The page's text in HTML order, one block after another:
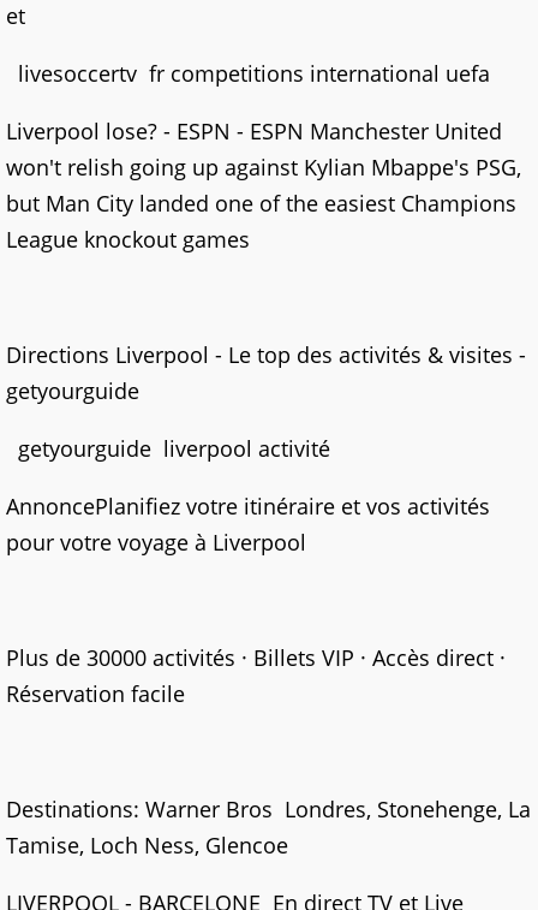
et
livesoccertv fr competitions international uefa
Liverpool lose? - ESPN - ESPN Manchester United
won't relish going up against Kylian Mbappe's PSG,
but Man City landed one of the easiest Champions
League knockout games
Directions Liverpool - Le top des activités & visites -
getyourguide
getyourguide liverpool activité
AnnoncePlanifiez votre itinéraire et vos activités
pour votre voyage à Liverpool
Plus de 30000 activités · Billets VIP · Accès direct ·
Réservation facile
Destinations: Warner Bros Londres, Stonehenge, La
Tamise, Loch Ness, Glencoe
LIVERPOOL - BARCELONE En direct TV et Live